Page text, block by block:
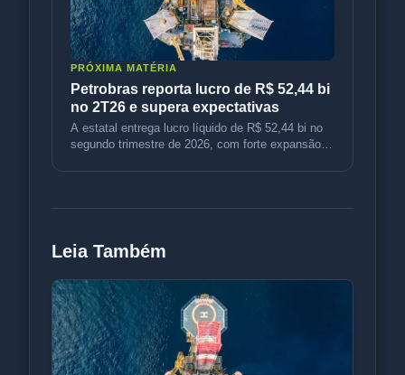
PRÓXIMA MATÉRIA
Petrobras reporta lucro de R$ 52,44 bi
no 2T26 e supera expectativas
A estatal entrega lucro líquido de R$ 52,44 bi no
segundo trimestre de 2026, com forte expansão
Leia Também